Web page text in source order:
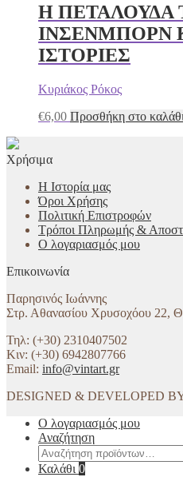
Η ΠΕΤΑΛΟΥΔΑ
ΙΝΣΕΝΜΠΟΡΝ
ΙΣΤΟΡΙΕΣ
Κυριάκος Ρόκος
€6,00 Προσθήκη στο καλάθι
Χρήσιμα
Η Ιστορία μας
Όροι Χρήσης
Πολιτική Επιστροφών
Τρόποι Πληρωμής &
Ο λογαριασμός μου
Επικοινωνία
Παρησινός Ιωάννης
Στρ. Αθανασίου Χρυσοχόου 22,
Τηλ: (+30) 2310407502
Κιν: (+30) 6942807766
Email: info@vintart.gr
DESIGNED & DEVELOPED
Ο λογαριασμός μου
Αναζήτηση
Αναζήτηση
για:
Καλάθι 0